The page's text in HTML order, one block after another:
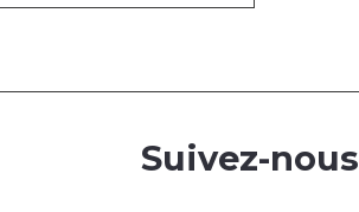
Suivez-nous